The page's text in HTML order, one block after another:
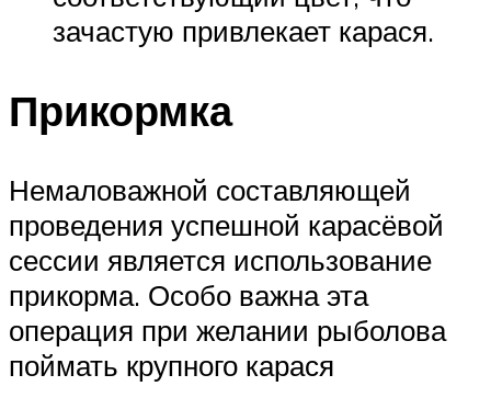
зачастую привлекает карася.
Прикормка
Немаловажной составляющей
проведения успешной карасёвой
сессии является использование
прикорма. Особо важна эта
операция при желании рыболова
поймать крупного карася